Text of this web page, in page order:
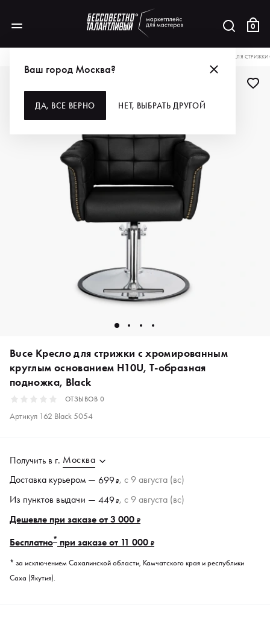
0
Ваш город Москва?
ДА, ВСЕ ВЕРНО НЕТ, ВЫБРАТЬ ДРУГОЙ
BUCE КРЕСЛО ДЛЯ
Buce Кресло для стрижки с хромированным
круглым основанием H10U, Т-образная
подножка, Black
ОТЗЫВОВ 0
Артикул 162 Black 5054
Получить в г. Москва
Доставка курьером — 699₽, c 9 августа (вс)
Из пунктов выдачи — 449₽, c 9 августа (вс)
Дешевле при заказе от 3 000 ₽
Бесплатно* при заказе от 11 000 ₽
* за исключением Сахалинской области, Камчатского края и республики
Саха (Якутия).